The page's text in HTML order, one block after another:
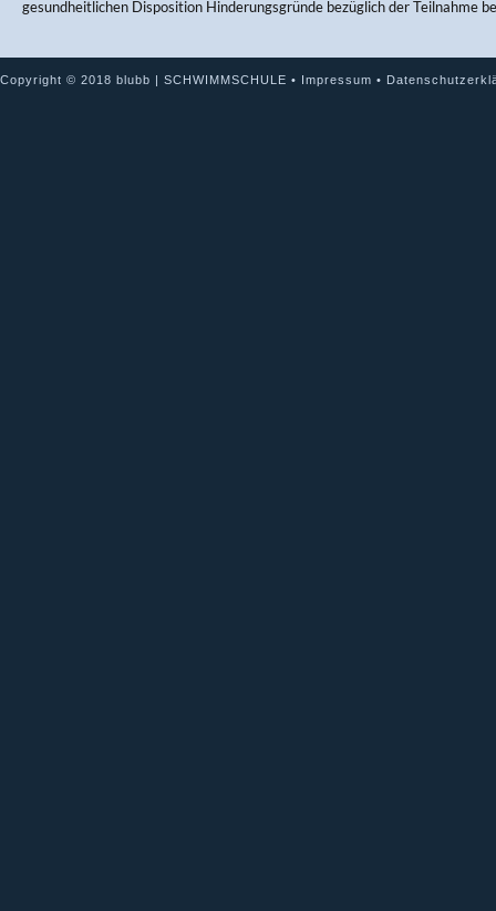
gesundheitlichen Disposition Hinderungsgründe bezüglich der Teilnahme
Copyright © 2018 blubb | SCHWIMMSCHULE • Impressum •